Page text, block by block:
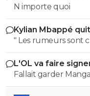
N importe quoi
Kylian Mbappé
rumeur
" Les rumeurs sont
curieux et répétées
L'OL va faire
Fallait garder
d'idiots